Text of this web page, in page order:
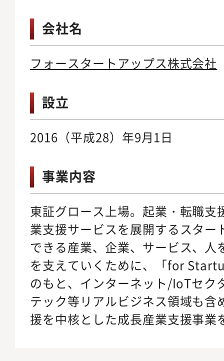
会社名
フォースタートアップス株式会社
設立
2016（平成28）年9月1日
事業内容
東証グロース上場。起業・転職支
業支援サービスを展開するスター
できる産業、企業、サービス、人
を支えていくために、「for
のもと、インターネット/IoTセク
テック等リアルビジネス領域も含
援を中核とした成長産業支援事業